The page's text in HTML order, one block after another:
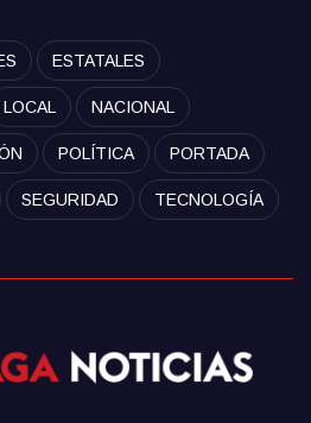
ESTATALES
LOCAL NACIONAL
POLÍTICA PORTADA
SEGURIDAD TECNOLOGÍA